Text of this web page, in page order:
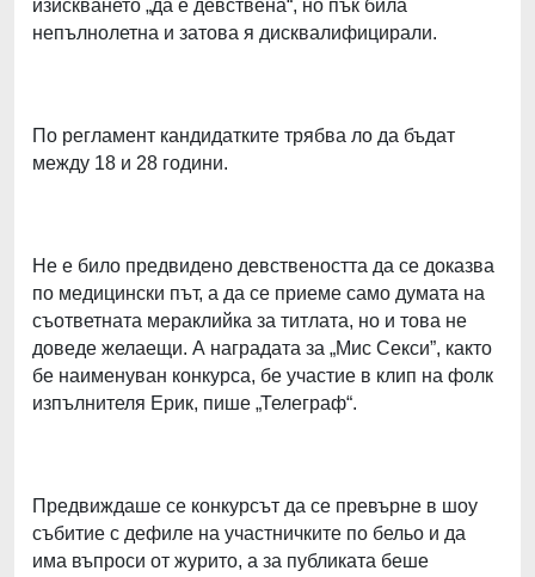
изискването „да е девствена“, но пък била
непълнолетна и затова я дисквалифицирали.
По регламент кандидатките трябва ло да бъдат
между 18 и 28 години.
Не е било предвидено девствеността да се доказва
по медицински път, а да се приеме само думата на
съответната мераклийка за титлата, но и това не
доведе желаещи. А наградата за „Мис Секси”, както
бе наименуван конкурса, бе участие в клип на фолк
изпълнителя Ерик, пише „Телеграф“.
Предвиждаше се конкурсът да се превърне в шоу
събитие с дефиле на участничките по бельо и да
има въпроси от журито, а за публиката беше